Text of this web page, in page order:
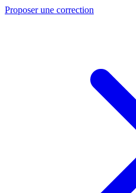
Proposer une correction